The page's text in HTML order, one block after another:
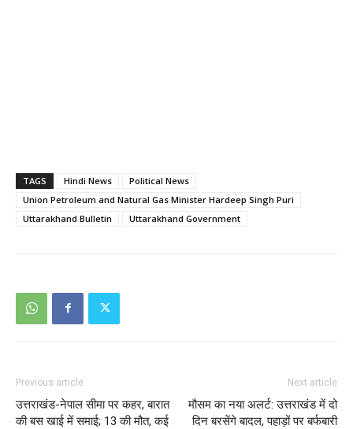
TAGS Hindi News
Political News
Union Petroleum and Natural Gas Minister Hardeep Singh Puri
Uttarakhand Bulletin
Uttarakhand Government
Previous article
उत्तराखंड-नेपाल सीमा पर कहर, बारात
की बस खाई में समाई; 13 की मौत, कई
Next article
मौसम का नया अलर्ट: उत्तराखंड में दो
दिन बरसेंगे बादल, पहाड़ों पर बर्फबारी